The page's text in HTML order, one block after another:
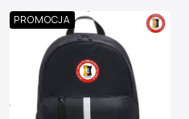
PROMOCJA